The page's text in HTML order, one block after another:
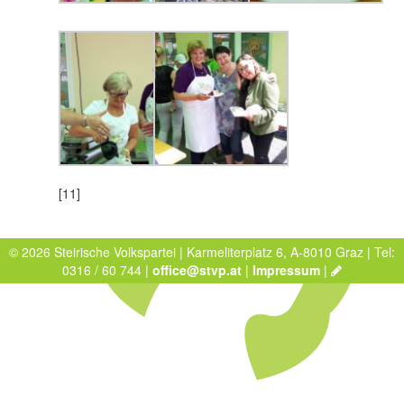
[11]
© 2026 Steirische Volkspartei | Karmeliterplatz 6, A-8010 Graz | Tel:
0316 / 60 744 | office@stvp.at | Impressum |